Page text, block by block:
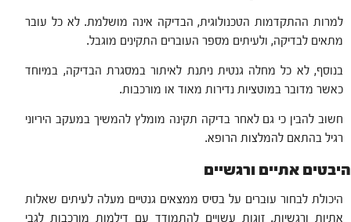
למרות ההתקדמות הטכנולוגית, הבדיקה אינה מושלמת. לא כל עובר
מתאים לבדיקה, ולעיתים מספר העוברים התקינים מוגבל.
בנוסף, לא כל מחלה גנטית ניתנת לאיתור במסגרת הבדיקה, במיוחד
כאשר מדובר במוטציות נדירות מאוד או מורכבות.
חשוב להבין כי גם לאחר בדיקה תקינה מומלץ להמשיך במעקב היריוני
רגיל בהתאם להמלצות הרופא.
היבטים אתיים ורגשיים
היכולת לבחור עוברים על בסיס ממצאים גנטיים מעלה לעיתים שאלות
אתיות ורגשיות. זוגות עשויים להתמודד עם דילמות מורכבות לגבי